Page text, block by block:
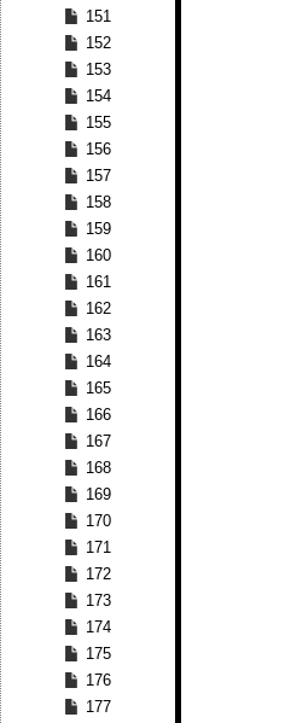
151
152
153
154
155
156
157
158
159
160
161
162
163
164
165
166
167
168
169
170
171
172
173
174
175
176
177